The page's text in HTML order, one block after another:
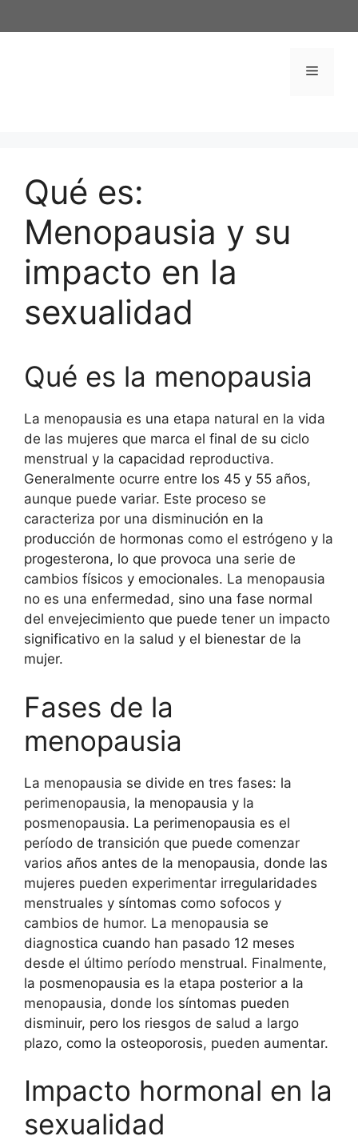
al
Menú
Qué es:
Menopausia y su
impacto en la
sexualidad
Qué es la menopausia
La menopausia es una etapa natural en la vida
de las mujeres que marca el final de su ciclo
menstrual y la capacidad reproductiva.
Generalmente ocurre entre los 45 y 55 años,
aunque puede variar. Este proceso se
caracteriza por una disminución en la
producción de hormonas como el estrógeno y la
progesterona, lo que provoca una serie de
cambios físicos y emocionales. La menopausia
no es una enfermedad, sino una fase normal
del envejecimiento que puede tener un impacto
significativo en la salud y el bienestar de la
mujer.
Fases de la
menopausia
La menopausia se divide en tres fases: la
perimenopausia, la menopausia y la
posmenopausia. La perimenopausia es el
período de transición que puede comenzar
varios años antes de la menopausia, donde las
mujeres pueden experimentar irregularidades
menstruales y síntomas como sofocos y
cambios de humor. La menopausia se
diagnostica cuando han pasado 12 meses
desde el último período menstrual. Finalmente,
la posmenopausia es la etapa posterior a la
menopausia, donde los síntomas pueden
disminuir, pero los riesgos de salud a largo
plazo, como la osteoporosis, pueden aumentar.
Impacto hormonal en la
sexualidad